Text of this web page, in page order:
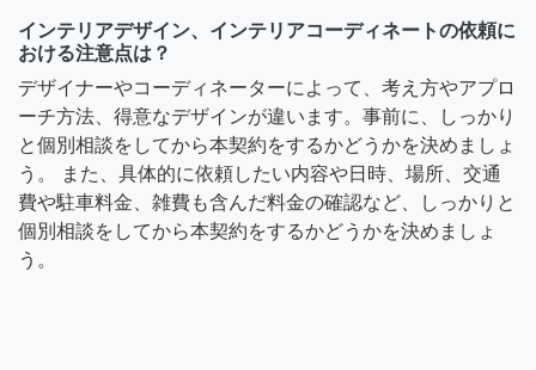
インテリアデザイン、インテリアコーディネートの依頼に
おける注意点は？
デザイナーやコーディネーターによって、考え方やアプロ
ーチ方法、得意なデザインが違います。事前に、しっかり
と個別相談をしてから本契約をするかどうかを決めましょ
う。 また、具体的に依頼したい内容や日時、場所、交通
費や駐車料金、雑費も含んだ料金の確認など、しっかりと
個別相談をしてから本契約をするかどうかを決めましょ
う。